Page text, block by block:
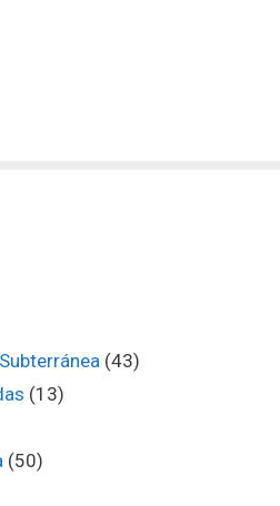
(43)
(13)
(50)